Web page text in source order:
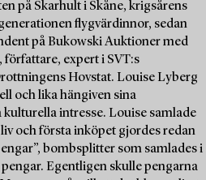
på Skarhult i Skåne, krigsårens
flygvärdinnor, sedan
på Bukowski Auktioner med
författare, expert i SVT:s
Hovstat. Louise Lyberg
och lika hängiven sina
intresse. Louise samlade
och första inköpet gjordes redan
bombsplitter som samlades i
Egentligen skulle pengarna